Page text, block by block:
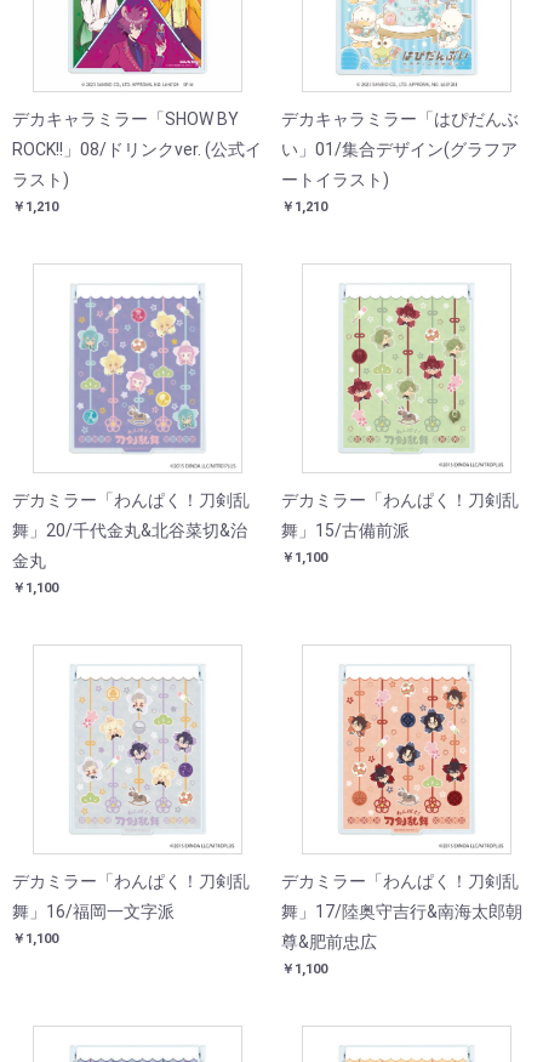
デカキャラミラー「SHOW BY
ROCK!!」08/ドリンクver. (公式イ
ラスト)
￥1,210
デカキャラミラー「はぴだんぶ
い」01/集合デザイン(グラフア
ートイラスト)
￥1,210
デカミラー「わんぱく！刀剣乱
舞」20/千代金丸&北谷菜切&治
金丸
￥1,100
デカミラー「わんぱく！刀剣乱
舞」15/古備前派
￥1,100
デカミラー「わんぱく！刀剣乱
舞」16/福岡一文字派
￥1,100
デカミラー「わんぱく！刀剣乱
舞」17/陸奥守吉行&南海太郎朝
尊&肥前忠広
￥1,100